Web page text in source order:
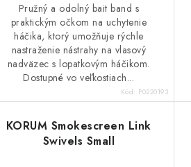
Pružný a odolný bait band s
praktickým očkom na uchytenie
háčika, ktorý umožňuje rýchle
nastraženie nástrahy na vlasový
nadväzec s lopatkovým háčikom.
Dostupné vo veľkostiach...
Kód: P0220193
KORUM Smokescreen Link
Swivels Small